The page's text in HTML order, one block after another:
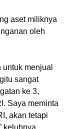
aset miliknya
oleh
menjual
sangat
ke 3,
Saya meminta
akan tetapi
keluhnya.